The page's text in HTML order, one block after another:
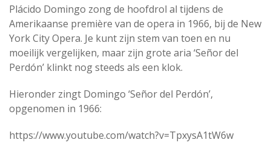
Plácido Domingo zong de hoofdrol al tijdens de
Amerikaanse première van de opera in 1966, bij de New
York City Opera. Je kunt zijn stem van toen en nu
moeilijk vergelijken, maar zijn grote aria ‘Señor del
Perdón’ klinkt nog steeds als een klok.
Hieronder zingt Domingo ‘Señor del Perdón’,
opgenomen in 1966:
https://www.youtube.com/watch?v=TpxysA1tW6w